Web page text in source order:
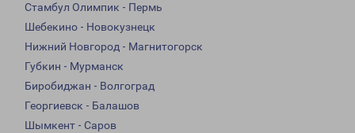
Стамбул Олимпик - Пермь
Шебекино - Новокузнецк
Нижний Новгород - Магнитогорск
Губкин - Мурманск
Биробиджан - Волгоград
Георгиевск - Балашов
Шымкент - Саров